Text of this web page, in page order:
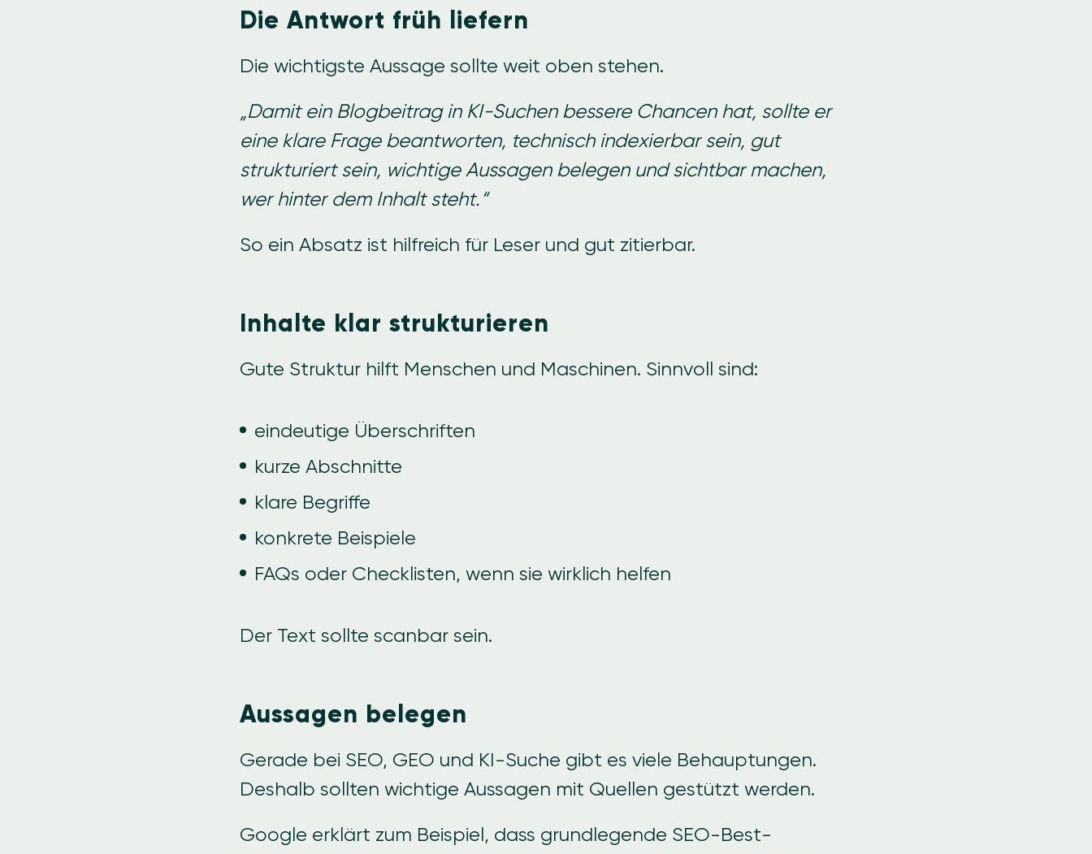
Die Antwort früh liefern
Die wichtigste Aussage sollte weit oben stehen.
„Damit ein Blogbeitrag in KI-Suchen bessere Chancen hat, sollte er
eine klare Frage beantworten, technisch indexierbar sein, gut
strukturiert sein, wichtige Aussagen belegen und sichtbar machen,
wer hinter dem Inhalt steht.“
So ein Absatz ist hilfreich für Leser und gut zitierbar.
Inhalte klar strukturieren
Gute Struktur hilft Menschen und Maschinen. Sinnvoll sind:
eindeutige Überschriften
kurze Abschnitte
klare Begriffe
konkrete Beispiele
FAQs oder Checklisten, wenn sie wirklich helfen
Der Text sollte scanbar sein.
Aussagen belegen
Gerade bei SEO, GEO und KI-Suche gibt es viele Behauptungen.
Deshalb sollten wichtige Aussagen mit Quellen gestützt werden.
Google erklärt zum Beispiel, dass grundlegende SEO-Best-